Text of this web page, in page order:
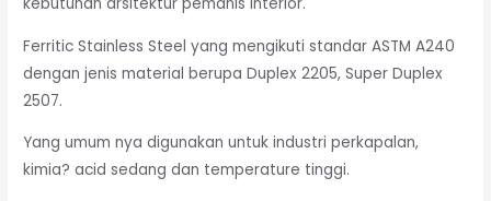
Ferritic Stainless Steel yang mengikuti standar ASTM A240
dengan jenis material berupa Duplex 2205, Super Duplex
2507.
Yang umum nya digunakan untuk industri perkapalan,
kimia? acid sedang dan temperature tinggi.